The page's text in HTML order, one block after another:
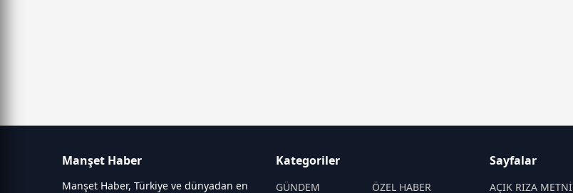
Manşet Haber
Manşet Haber, Türkiye ve dünyadan en
Kategoriler
GÜNDEM ÖZEL HABER
Sayfalar
AÇIK RIZA METNİ